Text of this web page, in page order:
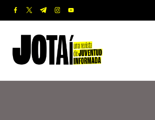
Saltar
contenido
facebook.com
twitter.com
t.me instagram.com
youtube.com
o
t
revista
de
Informada